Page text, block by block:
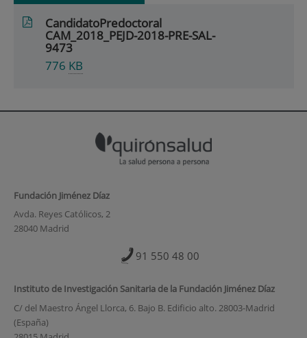
CandidatoPredoctoral
CAM_2018_PEJD-2018-PRE-SAL-
9473
776 KB
Fundación Jiménez Díaz
Avda. Reyes Católicos, 2
28040 Madrid
91 550 48 00
Instituto de Investigación Sanitaria de la Fundación Jiménez Díaz
C/ del Maestro Ángel Llorca, 6. Bajo B. Edificio alto. 28003-Madrid
(España)